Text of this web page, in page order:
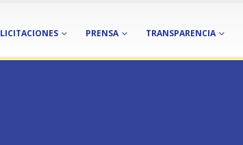
LICITACIONES PRENSA TRANSPARENCIA